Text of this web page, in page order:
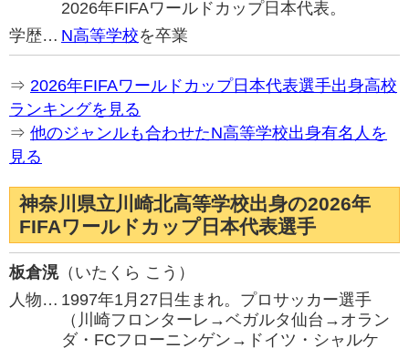
2026年FIFAワールドカップ日本代表。
学歴… N高等学校を卒業
⇒ 2026年FIFAワールドカップ日本代表選手出身高校
ランキングを見る
⇒ 他のジャンルも合わせたN高等学校出身有名人を
見る
神奈川県立川崎北高等学校出身の2026年
FIFAワールドカップ日本代表選手
板倉滉（いたくら こう）
人物… 1997年1月27日生まれ。プロサッカー選手
（川崎フロンターレ→ベガルタ仙台→オラン
ダ・FCフローニンゲン→ドイツ・シャルケ